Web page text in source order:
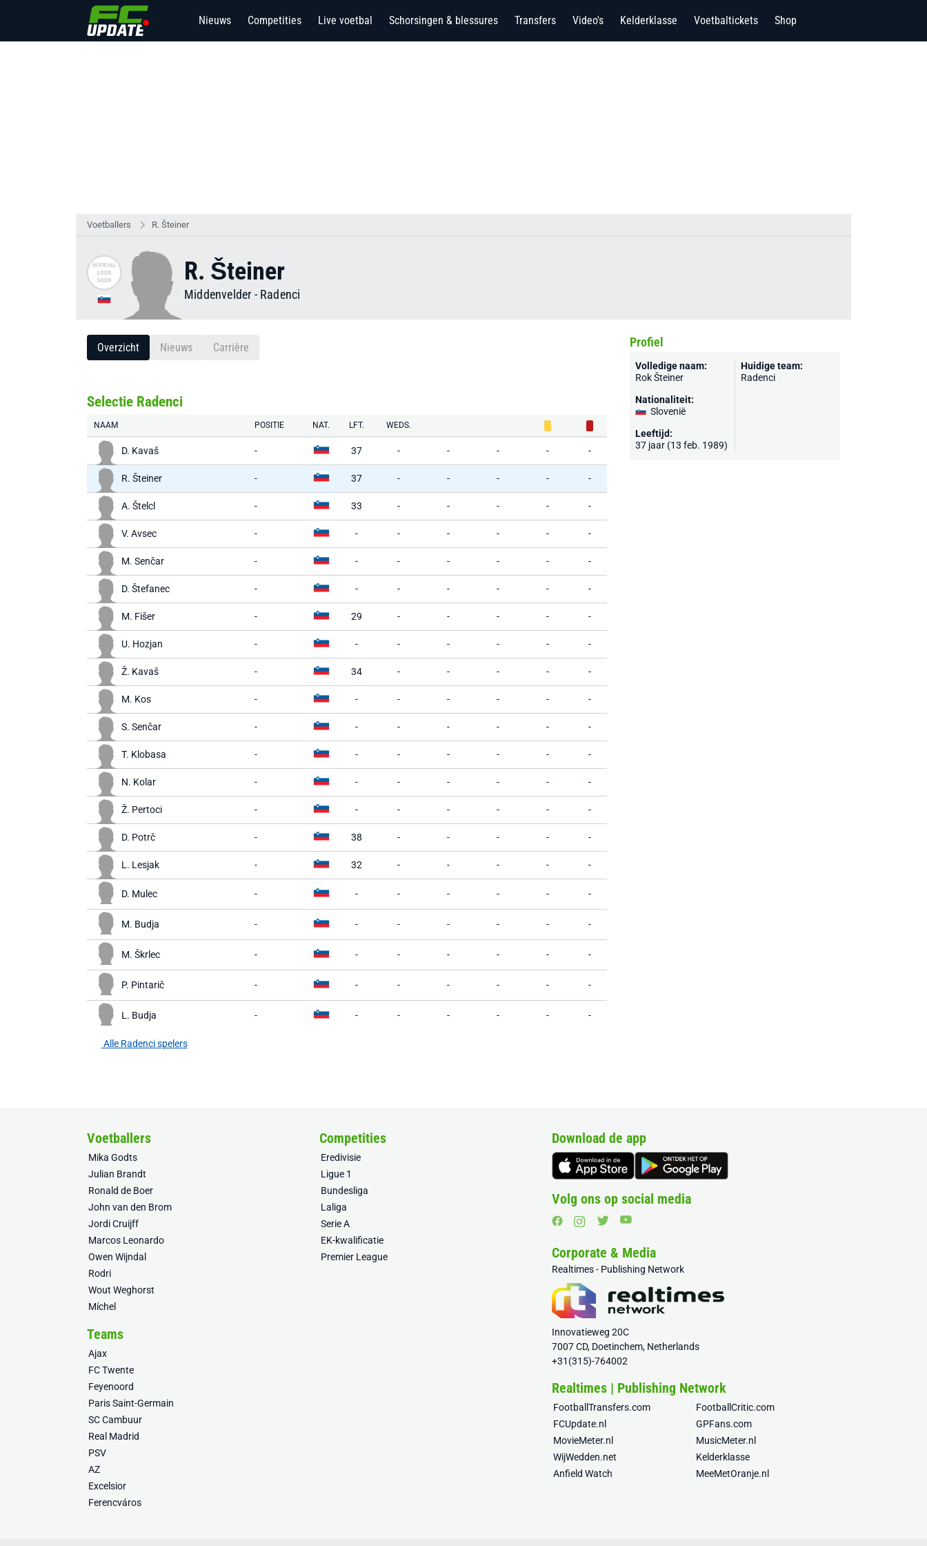
Nieuws Competities Live voetbal Schorsingen & blessures Transfers Video's Kelderklasse Voetbaltickets Shop
Voetballers R. Šteiner
R. Šteiner
Middenvelder - Radenci
Overzicht Nieuws Carrière
Selectie Radenci
NAAM POSITIE NAT. LFT. WEDS.
D. Kavaš - 37 - - - - -
R. Šteiner - 37 - - - - -
A. Štelcl - 33 - - - - -
V. Avsec - - - - - - -
M. Senčar - - - - - - -
D. Štefanec - - - - - - -
M. Fišer - 29 - - - - -
U. Hozjan - - - - - - -
Ž. Kavaš - 34 - - - - -
M. Kos - - - - - - -
S. Senčar - - - - - - -
T. Klobasa - - - - - - -
N. Kolar - - - - - - -
Ž. Pertoci - - - - - - -
D. Potrč - 38 - - - - -
L. Lesjak - 32 - - - - -
D. Mulec - - - - - - -
M. Budja - - - - - - -
M. Škrlec - - - - - - -
P. Pintarič - - - - - - -
L. Budja - - - - - - -
Alle Radenci spelers
Profiel
Volledige naam:
Rok Šteiner
Nationaliteit:
Slovenië
Leeftijd:
37 jaar (13 feb. 1989)
Huidige team:
Radenci
Voetballers
Mika Godts
Julian Brandt
Ronald de Boer
John van den Brom
Jordi Cruijff
Marcos Leonardo
Owen Wijndal
Rodri
Wout Weghorst
Míchel
Competities
Eredivisie
Ligue 1
Bundesliga
Laliga
Serie A
EK-kwalificatie
Premier League
Teams
Ajax
FC Twente
Feyenoord
Paris Saint-Germain
SC Cambuur
Real Madrid
PSV
AZ
Excelsior
Ferencváros
Download de app
Volg ons op social media
Corporate & Media
Realtimes - Publishing Network
Innovatieweg 20C
7007 CD, Doetinchem, Netherlands
+31(315)-764002
Realtimes | Publishing Network
FootballTransfers.com
FootballCritic.com
FCUpdate.nl
GPFans.com
MovieMeter.nl
MusicMeter.nl
WijWedden.net
Kelderklasse
Anfield Watch
MeeMetOranje.nl